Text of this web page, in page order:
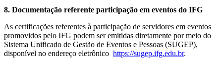
8. Documentação referente participação em eventos do IFG
As certificações referentes à participação de servidores em eventos
promovidos pelo IFG podem ser emitidas diretamente por meio do
Sistema Unificado de Gestão de Eventos e Pessoas (SUGEP),
disponível no endereço eletrônico https://sugep.ifg.edu.br.